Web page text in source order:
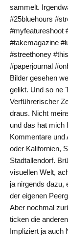
sammelt.
#25bluehours
#myfeatureshoot
#takemagazine
#streethoney
#paperjournal
Bilder gesehen
gelikt. Und so ne
Verführerischer
draus. Nicht
und das hat mich
Kommentare und
oder Kalifornien,
Stadtallendorf.
visuellen Welt,
ja nirgends dazu,
der eigenen
Aber nochmal
ticken die
Impliziert ja auch